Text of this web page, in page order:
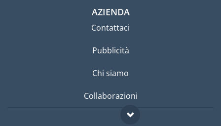
AZIENDA
Contattaci
Pubblicità
Chi siamo
Collaborazioni